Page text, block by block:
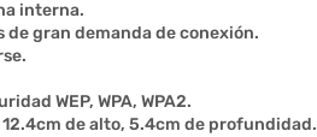
interna.
gran demanda de conexión.
WEP, WPA, WPA2.
de alto, 5.4cm de profundidad.